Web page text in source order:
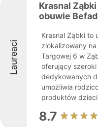
Laureaci
Krasnal
obuwie
Krasnal Ząbki to
zlokalizowany
Targowej 6 w
oferujący
dedykowanych
umożliwia
produktów
8.7